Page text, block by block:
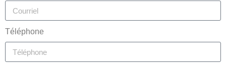
Téléphone